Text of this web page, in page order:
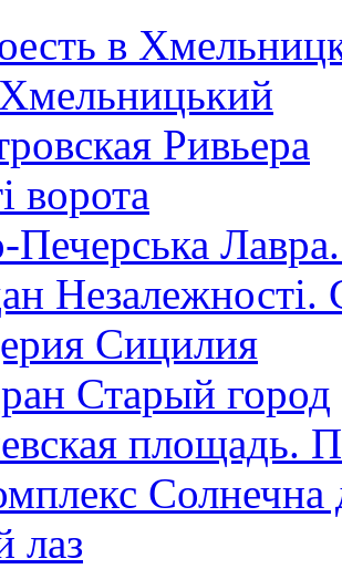
в
Ривьера
ворота
Печерська
Незалежності.
Сицилия
Старый город
площадь.
Солнечна
лаз